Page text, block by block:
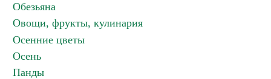
Обезьяна
Овощи, фрукты, кулинария
Осенние цветы
Осень
Панды